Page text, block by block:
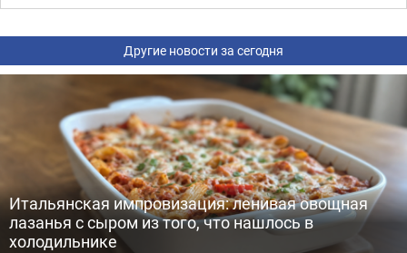
Другие новости за сегодня
Итальянская импровизация: ленивая овощная
лазанья с сыром из того, что нашлось в
холодильнике